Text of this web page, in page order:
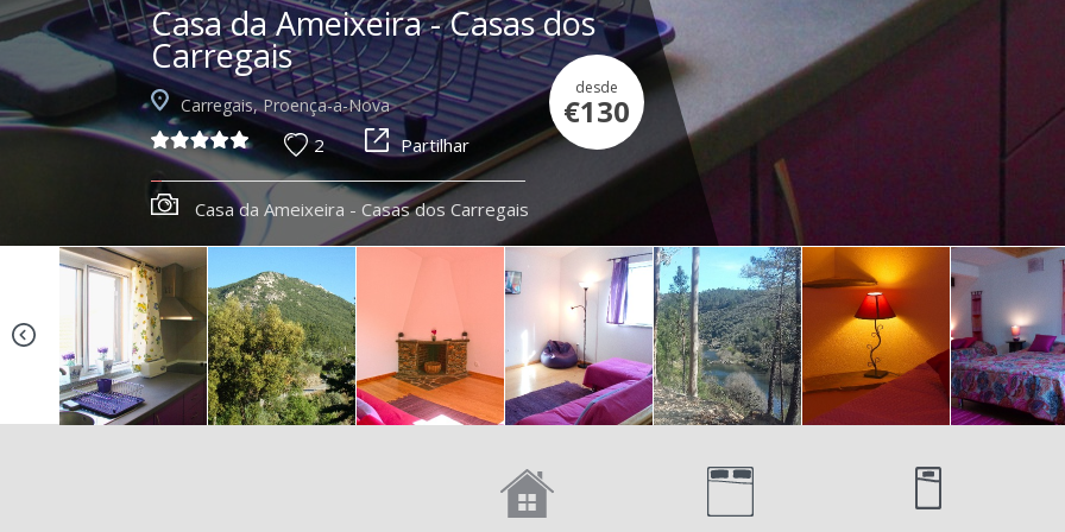
Casa da Ameixeira - Casas dos
Carregais
Carregais, Proença-a-Nova
2 Partilhar
desde
€130
Casa da Ameixeira - Casas dos Carregais